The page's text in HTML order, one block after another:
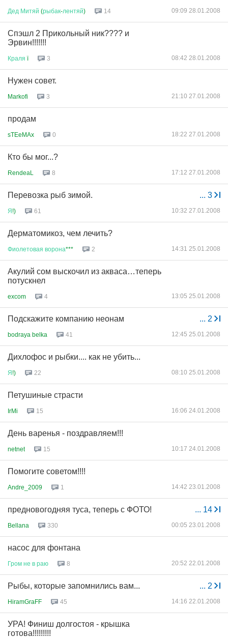
Дед Митяй (рыбак-лентяй) 14 09:09 28.01.2008
Спэшл 2 Прикольный ник???? и
Эрвин!!!!!!!
Краля ї 3 08:42 28.01.2008
Нужен совет.
Markofi 3 21:10 27.01.2008
продам
sTEeMAx 0 18:22 27.01.2008
Кто бы мог...?
RendeaL 8 17:12 27.01.2008
... 3
Перевозка рыб зимой.
Я!) 61 10:32 27.01.2008
Дерматомикоз, чем лечить?
Фиолетовая ворона*** 2 14:31 25.01.2008
Акулий сом выскочил из акваса…теперь
потускнел
excom 4 13:05 25.01.2008
... 2
Подскажите компанию неонам
bodraya belka 41 12:45 25.01.2008
Дихлофос и рыбки.... как не убить...
Я!) 22 08:10 25.01.2008
Петушиные страсти
IrMi 15 16:06 24.01.2008
День варенья - поздравляем!!!
netnet 15 10:17 24.01.2008
Помогите советом!!!!
Andre_2009 1 14:42 23.01.2008
... 14
предновогодняя туса, теперь с ФОТО!
Bellana 330 00:05 23.01.2008
насос для фонтана
Гром не в раю 8 20:52 22.01.2008
... 2
Рыбы, которые запомнились вам...
HiramGraFF 45 14:16 22.01.2008
УРА! Финиш долгостоя - крышка
готова!!!!!!!!!